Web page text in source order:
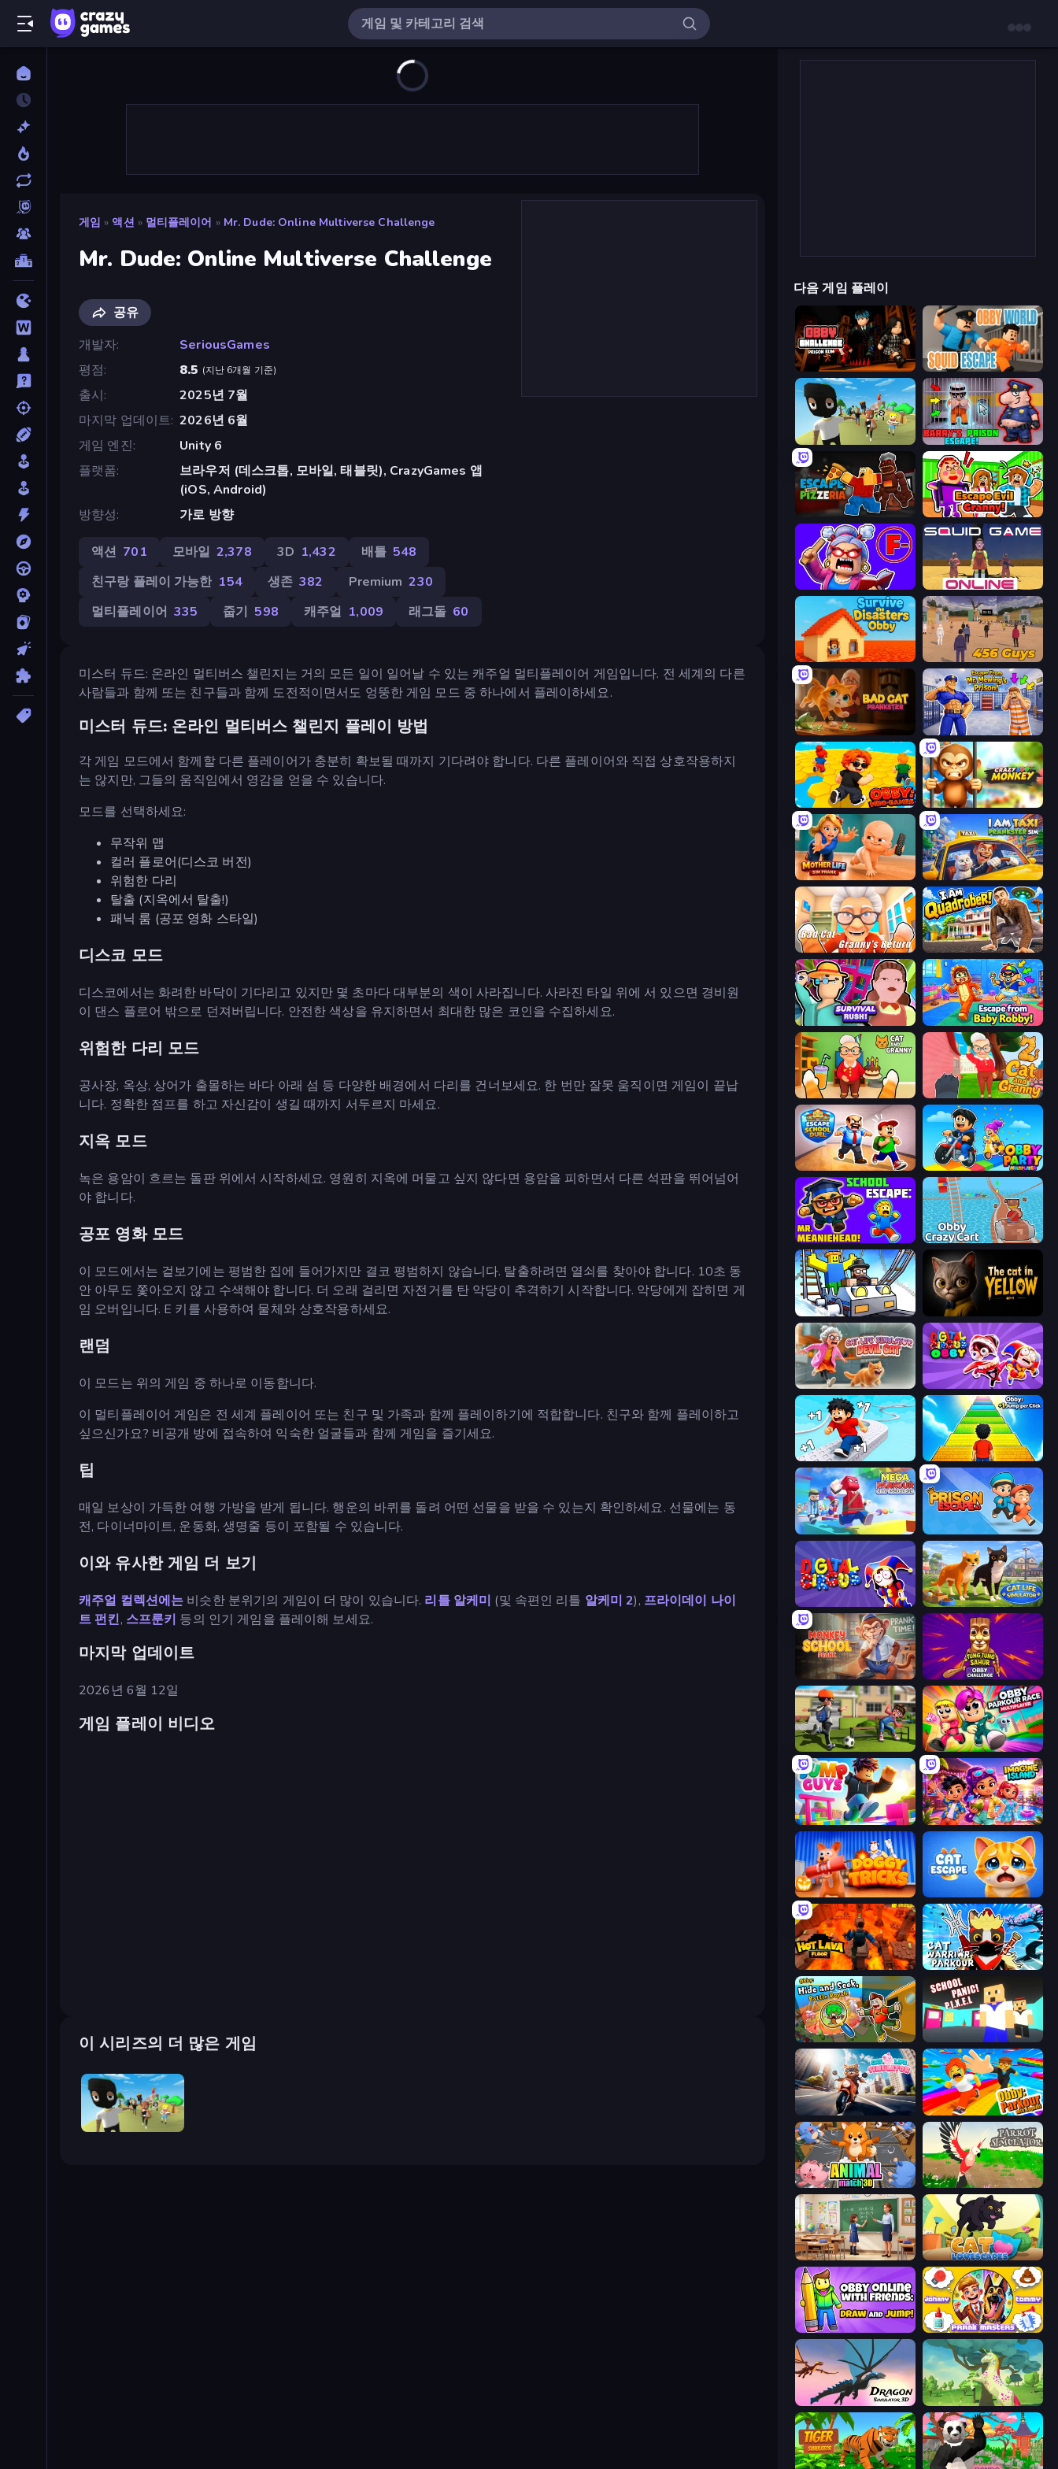
게임 » 액션 » 멀티플레이어 » Mr. Dude: Online Multiverse Challenge
Mr. Dude: Online Multiverse Challenge
공유
개발자
SeriousGames
평점
8.5 (지난 6개월 기준)
출시
2025년 7월
마지막 업데이트 2026년 6월
게임 엔진
Unity 6
플랫폼
브라우저 (데스크톱, 모바일, 태블릿), CrazyGames 앱
(iOS, Android)
방향성
가로 방향
액션 701 모바일 2,378 3D 1,432 배틀 548
친구랑 플레이 가능한 154 생존 382 Premium 230
멀티플레이어 335 줍기 598 캐주얼 1,009 래그돌 60
미스터 듀드: 온라인 멀티버스 챌린지는 거의 모든 일이 일어날 수 있는 캐주얼 멀티플레이어 게임입니다. 전 세계의 다른
사람들과 함께 또는 친구들과 함께 도전적이면서도 엉뚱한 게임 모드 중 하나에서 플레이하세요.
미스터 듀드: 온라인 멀티버스 챌린지 플레이 방법
각 게임 모드에서 함께할 다른 플레이어가 충분히 확보될 때까지 기다려야 합니다. 다른 플레이어와 직접 상호작용하지
는 않지만, 그들의 움직임에서 영감을 얻을 수 있습니다.
모드를 선택하세요:
무작위 맵
컬러 플로어(디스코 버전)
위험한 다리
탈출 (지옥에서 탈출!)
패닉 룸 (공포 영화 스타일)
디스코 모드
디스코에서는 화려한 바닥이 기다리고 있지만 몇 초마다 대부분의 색이 사라집니다. 사라진 타일 위에 서 있으면 경비원
이 댄스 플로어 밖으로 던져버립니다. 안전한 색상을 유지하면서 최대한 많은 코인을 수집하세요.
위험한 다리 모드
공사장, 옥상, 상어가 출몰하는 바다 아래 섬 등 다양한 배경에서 다리를 건너보세요. 한 번만 잘못 움직이면 게임이 끝납
니다. 정확한 점프를 하고 자신감이 생길 때까지 서두르지 마세요.
지옥 모드
녹은 용암이 흐르는 돌판 위에서 시작하세요. 영원히 지옥에 머물고 싶지 않다면 용암을 피하면서 다른 석판을 뛰어넘어
야 합니다.
공포 영화 모드
이 모드에서는 겉보기에는 평범한 집에 들어가지만 결코 평범하지 않습니다. 탈출하려면 열쇠를 찾아야 합니다. 10초 동
안 아무도 쫓아오지 않고 수색해야 합니다. 더 오래 걸리면 자전거를 탄 악당이 추격하기 시작합니다. 악당에게 잡히면 게
임 오버입니다. E 키를 사용하여 물체와 상호작용하세요.
랜덤
이 모드는 위의 게임 중 하나로 이동합니다.
이 멀티플레이어 게임은 전 세계 플레이어 또는 친구 및 가족과 함께 플레이하기에 적합합니다. 친구와 함께 플레이하고
싶으신가요? 비공개 방에 접속하여 익숙한 얼굴들과 함께 게임을 즐기세요.
팁
매일 보상이 가득한 여행 가방을 받게 됩니다. 행운의 바퀴를 돌려 어떤 선물을 받을 수 있는지 확인하세요. 선물에는 동
전, 다이너마이트, 운동화, 생명줄 등이 포함될 수 있습니다.
이와 유사한 게임 더 보기
캐주얼 컬렉션에는 비슷한 분위기의 게임이 더 많이 있습니다. 리틀 알케미 (및 속편인 리틀 알케미 2), 프라이데이 나이
트 펀킨, 스프룬키 등의 인기 게임을 플레이해 보세요.
마지막 업데이트
2026년 6월 12일
게임 플레이 비디오
이 시리즈의 더 많은 게임
다음 게임 플레이
Obby Challenge: Prison Run
Barry's Prison Escape!
Escape From Pizzeria Escape Evil Granny!
Squid Game Online
Survive the Disasters: Obby 456 Guys
Bad Cat Prankster Escape From Mr.Meawing's Prison!
Obby: Mini-Games Crazy Zoo Monkey
Mother Life Simulator: Prank I Am Taxi Prankster Sim
Bad Cat - Granny's Return I Am Quadrober!
Survival Rush! Escape From Baby Robby!
Cat and Granny Cat and Granny 2
Escape School Duel Obby Party Multiplayer
Obby: Crazy Cart
Obby: Ride Carts The Cat in Yellow
Cat Life Simulator: Devil Cat Digital Circus: Obby
Speed per Click: Obby Obby: +1 Jump per Click
Mega Parkour: Obby Escape Run Prison Escape.io
Digital Circus: Parkour Game Cat Life Simulator 3D
Monkey School Prank Tung Tung Sahur: Obby Challenge
The Prank King Obby Parkour Race: Multiplayer
Jump Guys Imagine Island
Doggy Tricks
Hot Lava Floor Cat Warrior Parkour
Obby: Hide and Seek, Battle Royale School Panic
Cat Life Simulator Obby: Parkour with Ragdoll
Animal Match 3D Parrot Simulator
High School Teacher Simulator Cat Lovescapes
Johnny n Tommy - Prank Masters
Dragon Simulator 3D Unicorn Family Simulator Magic World